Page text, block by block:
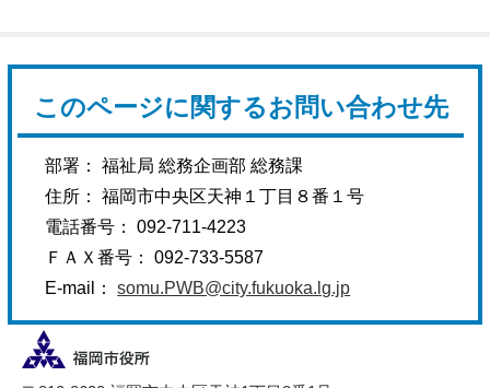
このページに関するお問い合わせ先
部署： 福祉局 総務企画部 総務課
住所： 福岡市中央区天神１丁目８番１号
電話番号： 092-711-4223
ＦＡＸ番号： 092-733-5587
E-mail：somu.PWB@city.fukuoka.lg.jp